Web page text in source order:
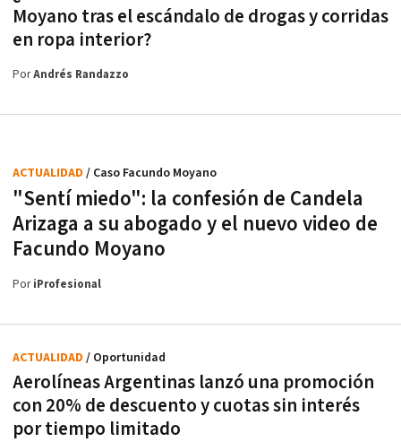
Moyano tras el escándalo de drogas y corridas
en ropa interior?
PorAndrés Randazzo
"Sentí miedo": la confesión de Candela
Arizaga a su abogado y el nuevo video de
Facundo Moyano
ACTUALIDAD / Caso Facundo Moyano
PoriProfesional
Aerolíneas Argentinas lanzó una promoción
con 20% de descuento y cuotas sin interés
por tiempo limitado
ACTUALIDAD / Oportunidad